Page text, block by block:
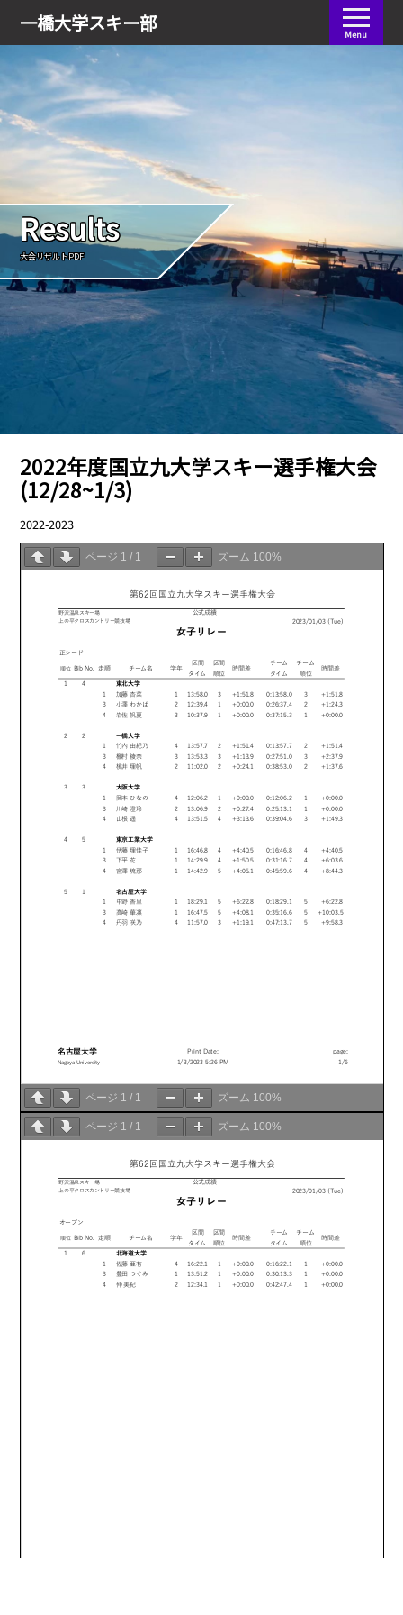
一橋大学スキー部 Menu
会員ログイン
Results
大会リザルトPDF
2022年度国立九大学スキー選手権大会
(12/28~1/3)
2022-2023
ページ 1 / 1 ズーム 100%
ページ 1 / 1 ズーム 100%
ページ 1 / 1 ズーム 100%